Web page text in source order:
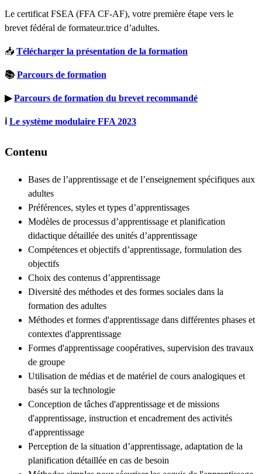
Le certificat FSEA (FFA CF-AF), votre première étape vers le
brevet fédéral de formateur.trice d’adultes.
📥 Télécharger la présentation de la formation
📚Parcours de formation
▶Parcours de formation du brevet recommandé
ℹ Le système modulaire FFA 2023
Contenu
Bases de l’apprentissage et de l’enseignement spécifiques aux
adultes
Préférences, styles et types d’apprentissages
Modèles de processus d’apprentissage et planification
didactique détaillée des unités d’apprentissage
Compétences et objectifs d’apprentissage, formulation des
objectifs
Choix des contenus d’apprentissage
Diversité des méthodes et des formes sociales dans la
formation des adultes
Méthodes et formes d'apprentissage dans différentes phases et
contextes d'apprentissage
Formes d'apprentissage coopératives, supervision des travaux
de groupe
Utilisation de médias et de matériel de cours analogiques et
basés sur la technologie
Conception de tâches d'apprentissage et de missions
d'apprentissage, instruction et encadrement des activités
d'apprentissage
Perception de la situation d’apprentissage, adaptation de la
planification détaillée en cas de besoin